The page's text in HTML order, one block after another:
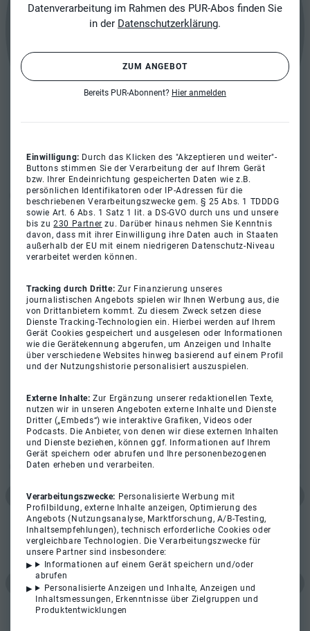
Datenverarbeitung im Rahmen des PUR-Abos finden Sie
in der Datenschutzerklärung.
ZUM ANGEBOT
Bereits PUR-Abonnent? Hier anmelden
Einwilligung: Durch das Klicken des "Akzeptieren und weiter"-
Buttons stimmen Sie der Verarbeitung der auf Ihrem Gerät
bzw. Ihrer Endeinrichtung gespeicherten Daten wie z.B.
persönlichen Identifikatoren oder IP-Adressen für die
beschriebenen Verarbeitungszwecke gem. § 25 Abs. 1 TDDDG
sowie Art. 6 Abs. 1 Satz 1 lit. a DS-GVO durch uns und unsere
bis zu230 Partner zu. Darüber hinaus nehmen Sie Kenntnis
davon, dass mit ihrer Einwilligung ihre Daten auch in Staaten
außerhalb der EU mit einem niedrigeren Datenschutz-Niveau
verarbeitet werden können.
Tracking durch Dritte: Zur Finanzierung unseres
journalistischen Angebots spielen wir Ihnen Werbung aus, die
von Drittanbietern kommt. Zu diesem Zweck setzen diese
Dienste Tracking-Technologien ein. Hierbei werden auf Ihrem
Gerät Cookies gespeichert und ausgelesen oder Informationen
wie die Gerätekennung abgerufen, um Anzeigen und Inhalte
über verschiedene Websites hinweg basierend auf einem Profil
und der Nutzungshistorie personalisiert auszuspielen.
Externe Inhalte:Zur Ergänzung unserer redaktionellen Texte,
nutzen wir in unseren Angeboten externe Inhalte und Dienste
Dritter („Embeds“) wie interaktive Grafiken, Videos oder
Podcasts. Die Anbieter, von denen wir diese externen Inhalten
und Dienste beziehen, können ggf. Informationen auf Ihrem
Gerät speichern oder abrufen und Ihre personenbezogenen
Daten erheben und verarbeiten.
Verarbeitungszwecke: Personalisierte Werbung mit
Profilbildung, externe Inhalte anzeigen, Optimierung des
Angebots (Nutzungsanalyse, Marktforschung, A/B-Testing,
Inhaltsempfehlungen), technisch erforderliche Cookies oder
vergleichbare Technologien. Die Verarbeitungszwecke für
unsere Partner sind insbesondere:
Informationen auf einem Gerät speichern und/oder
abrufen
Personalisierte Anzeigen und Inhalte, Anzeigen und
Inhaltsmessungen, Erkenntnisse über Zielgruppen und
Produktentwicklungen